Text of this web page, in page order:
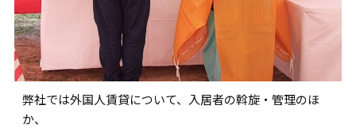
弊社では外国人賃貸について、入居者の斡旋・管理のほ
か、